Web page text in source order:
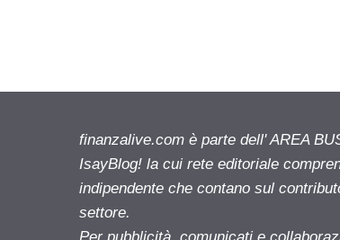
finanzalive.com è parte dell' AREA
IsayBlog! la cui rete editoriale
indipendente che contano sul
settore.